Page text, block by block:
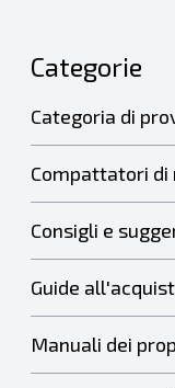
Categorie
Categoria di
Compattatori di
Consigli e
Guide
Manuali dei